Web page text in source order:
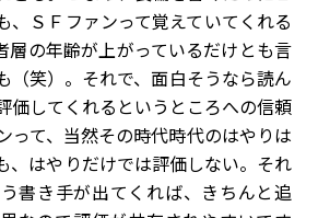
、ＳＦファンって覚えていてくれる
層の年齢が上がっているだけとも言
（笑）。それで、面白そうなら読ん
価してくれるというところへの信頼
って、当然その時代時代のはやりは
、はやりだけでは評価しない。それ
書き手が出てくれば、きちんと追